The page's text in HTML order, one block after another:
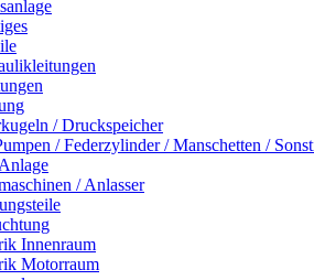
/ Druckspeicher
/ Federzylinder / Manschetten /
/ Anlasser
Innenraum
Motorraum